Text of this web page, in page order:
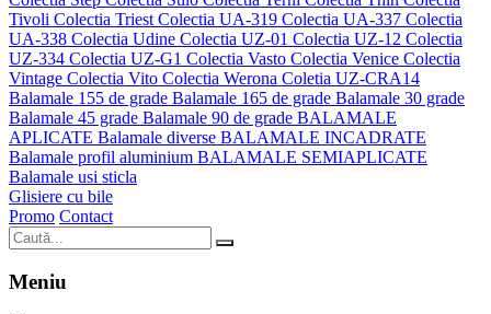
Tivoli Colectia Triest Colectia UA-319 Colectia UA-337 Colectia
UA-338 Colectia Udine Colectia UZ-01 Colectia UZ-12 Colectia
UZ-334 Colectia UZ-G1 Colectia Vasto Colectia Venice Colectia
Vintage Colectia Vito Colectia Werona Coletia UZ-CRA14
Balamale 155 de grade Balamale 165 de grade Balamale 30 grade
Balamale 45 grade Balamale 90 de grade BALAMALE
APLICATE Balamale diverse BALAMALE INCADRATE
Balamale profil aluminium BALAMALE SEMIAPLICATE
Balamale usi sticla
Glisiere cu bile
Promo Contact
Meniu